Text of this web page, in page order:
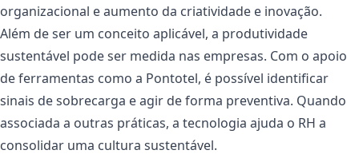
organizacional e aumento da criatividade e inovação.
Além de ser um conceito aplicável, a produtividade
sustentável pode ser medida nas empresas. Com o apoio
de ferramentas como a Pontotel, é possível identificar
sinais de sobrecarga e agir de forma preventiva. Quando
associada a outras práticas, a tecnologia ajuda o RH a
consolidar uma cultura sustentável.